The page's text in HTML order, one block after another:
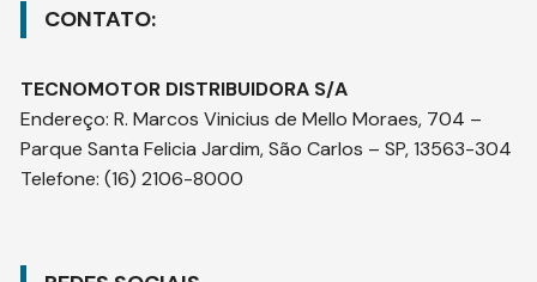
CONTATO:
TECNOMOTOR DISTRIBUIDORA S/A
Endereço:R. Marcos Vinicius de Mello Moraes, 704 –
Parque Santa Felicia Jardim, São Carlos – SP, 13563-304
Telefone:(16) 2106-8000